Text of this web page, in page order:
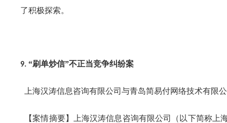
了积极探索。
9. “刷单炒信”不正当竞争纠纷案
上海汉涛信息咨询有限公司与青岛简易付网络技术有限
【案情摘要】上海汉涛信息咨询有限公司（以下简称上